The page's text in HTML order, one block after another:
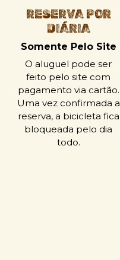
RESERVA POR
DIÁRIA
Somente Pelo Site
O aluguel pode ser
feito pelo site com
pagamento via cartão.
Uma vez confirmada a
reserva, a bicicleta fica
bloqueada pelo dia
todo.